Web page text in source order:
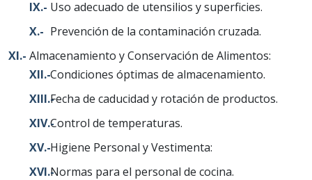
Uso adecuado de utensilios y superficies.
Prevención de la contaminación cruzada.
Almacenamiento y Conservación de Alimentos:
Condiciones óptimas de almacenamiento.
Fecha de caducidad y rotación de productos.
Control de temperaturas.
Higiene Personal y Vestimenta:
Normas para el personal de cocina.